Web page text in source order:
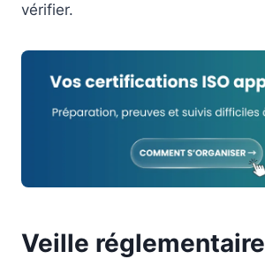
vérifier.
Veille réglementaire